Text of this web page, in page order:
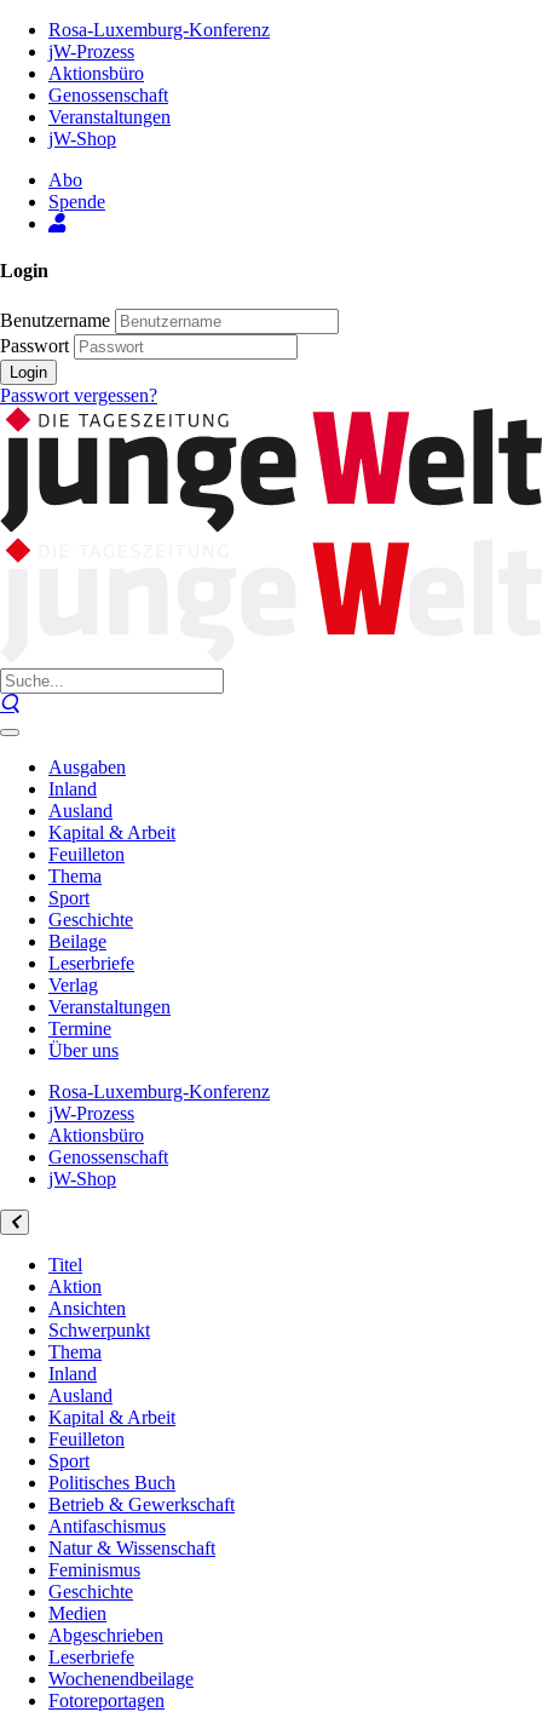
Inhalt
Seite
Rosa-Luxemburg-Konferenz
jW-Prozess
Aktionsbüro
Genossenschaft
Veranstaltungen
jW-Shop
Abo
Spende
Login
Benutzername
Passwort
Login
Passwort vergessen?
Ausgaben
Inland
Ausland
Kapital & Arbeit
Feuilleton
Thema
Sport
Geschichte
Beilage
Leserbriefe
Verlag
Veranstaltungen
Termine
Über uns
Rosa-Luxemburg-Konferenz
jW-Prozess
Aktionsbüro
Genossenschaft
jW-Shop
Titel
Aktion
Ansichten
Schwerpunkt
Thema
Inland
Ausland
Kapital & Arbeit
Feuilleton
Sport
Politisches Buch
Betrieb & Gewerkschaft
Antifaschismus
Natur & Wissenschaft
Feminismus
Geschichte
Medien
Abgeschrieben
Leserbriefe
Wochenendbeilage
Fotoreportagen